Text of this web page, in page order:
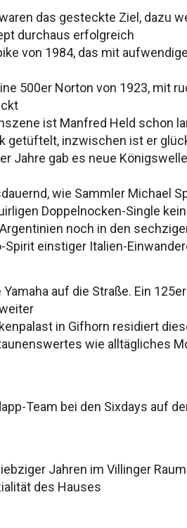
das gesteckte Ziel, dazu
durchaus erfolgreich
von 1984, das mit
500er Norton von 1923, mit
ist Manfred Held schon
getüftelt, inzwischen ist er
Jahre gab es neue
wie Sammler Michael
Doppelnocken-Single
noch in den
einstiger Italien-
auf die Straße. Ein
in Gifhorn residiert
wie alltägliches
Team bei den Sixdays auf
Jahren im Villinger
des Hauses